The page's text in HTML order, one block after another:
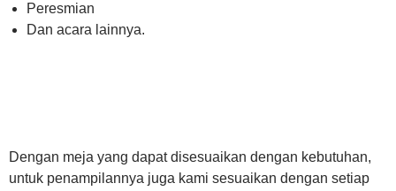
Peresmian
Dan acara lainnya.
Dengan meja yang dapat disesuaikan dengan kebutuhan,
untuk penampilannya juga kami sesuaikan dengan setiap